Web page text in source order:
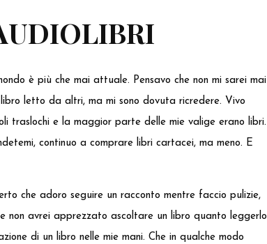
è più che mai attuale. Pensavo che non mi sarei mai
letto da altri, ma mi sono dovuta ricredere. Vivo
traslochi e la maggior parte delle mie valige erano libri.
continuo a comprare libri cartacei, ma meno. E
che adoro seguire un racconto mentre faccio pulizie,
non avrei apprezzato ascoltare un libro quanto leggerlo
di un libro nelle mie mani. Che in qualche modo